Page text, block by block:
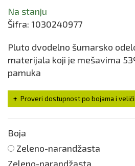
Na stanju
Šifra: 1030240977
Pluto dvodelno šumarsko
materijala koji je mešavima
pamuka
Proveri dostupnost po bojama i
Boja
Zeleno-narandžasta
Zeleno-narandžasta